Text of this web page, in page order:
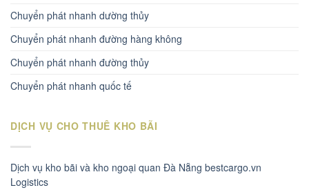
Chuyển phát nhanh dường thủy
Chuyển phát nhanh đường hàng không
Chuyển phát nhanh đường thủy
Chuyển phát nhanh quốc tế
DỊCH VỤ CHO THUÊ KHO BÃI
Dịch vụ kho bãi và kho ngoại quan Đà Nẵng bestcargo.vn
Logistics